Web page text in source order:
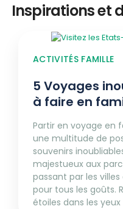
Inspirations et
ACTIVITÉS FAMILLE
5 Voyages
à faire en
Partir en voyage en
une multitude de
souvenirs
majestueux aux
passant par les
pour tous les goûts.
étoiles dans les